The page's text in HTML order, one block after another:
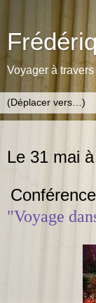
Voyager à
Le 31 mai
Conférence
"Voyage